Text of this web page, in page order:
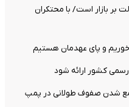
بر بازار است/ با محتکران
و پای عهدمان هستیم
کشور ارائه شود
شدن صفوف طولانی در پمپ